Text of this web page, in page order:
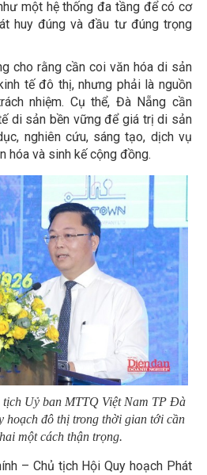
một hệ thống đa tầng để có cơ
huy đúng và đầu tư đúng trọng
cho rằng cần coi văn hóa di sản
tế đô thị, nhưng phải là nguồn
nhiệm. Cụ thể, Đà Nẵng cần
di sản bền vững để giá trị di sản
nghiên cứu, sáng tạo, dịch vụ
hóa và sinh kế cộng đồng.
Uỷ ban MTTQ Việt Nam TP Đà
hoạch đô thị trong thời gian tới cần
một cách thận trọng.
– Chủ tịch Hội Quy hoạch Phát